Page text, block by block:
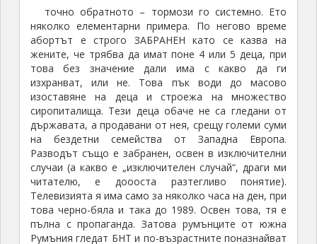
точно обратното – тормози го системно. Ето
няколко елементарни примера. По негово време
абортът е строго ЗАБРАНЕН като се казва на
жените, че трябва да имат поне 4 или 5 деца, при
това без значение дали има с какво да ги
изхранват, или не. Това пък води до масово
изоставяне на деца и строежа на множество
сиропиталища. Тези деца обаче не са гледани от
държавата, а продавани от нея, срещу големи суми
на бездетни семейства от Западна Европа.
Разводът също е забранен, освен в изключителни
случаи (а какво е „изключителен случай“, драги ми
читателю, е доооста разтегливо понятие).
Телевизията я има само за няколко часа на ден, при
това черно-бяла и така до 1989. Освен това, тя е
пълна с пропаганда. Затова румънците от южна
Румъния гледат БНТ и по-възрастните поназнайват